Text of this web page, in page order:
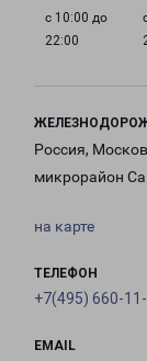
с 10:00 до
22:00
Россия,
микрорайон
на карте
ТЕЛЕФОН
+7(495) 660-11-
EMAIL